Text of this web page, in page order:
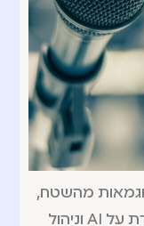
מהשטח,
פותחות את הראש לחשיבה אחרת על AI וניהול